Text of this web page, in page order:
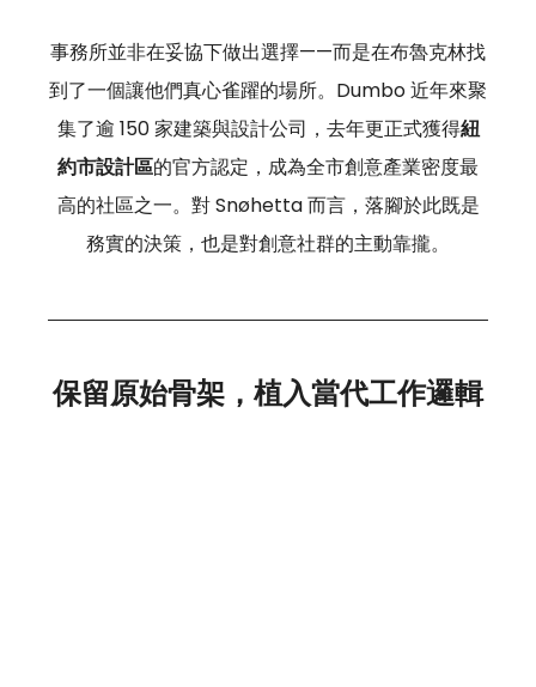
事務所並非在妥協下做出選擇——而是在布魯克林找
到了一個讓他們真心雀躍的場所。Dumbo 近年來聚
集了逾 150 家建築與設計公司，去年更正式獲得紐
約市設計區的官方認定，成為全市創意產業密度最
高的社區之一。對 Snøhetta 而言，落腳於此既是
務實的決策，也是對創意社群的主動靠攏。
保留原始骨架，植入當代工作邏輯